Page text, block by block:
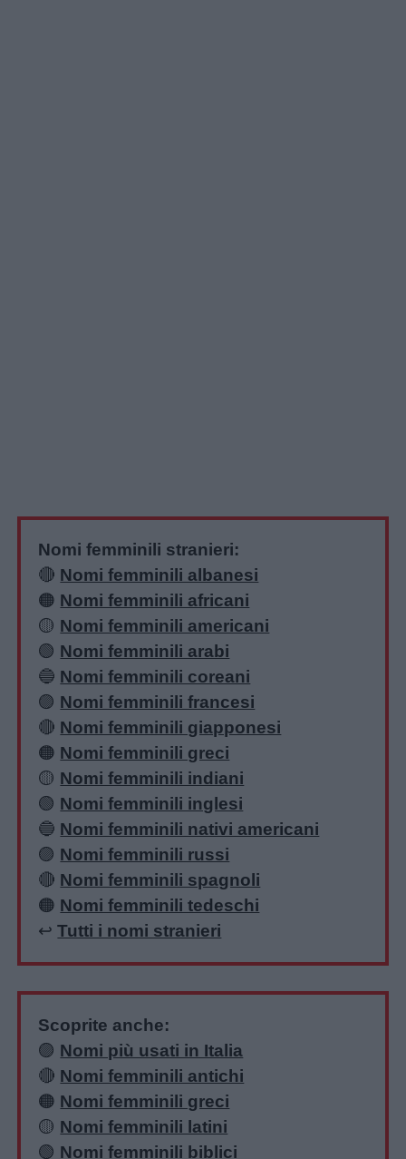
Nomi femminili stranieri:
🔴 Nomi femminili albanesi
🟠 Nomi femminili africani
🟡 Nomi femminili americani
🟢 Nomi femminili arabi
🔵 Nomi femminili coreani
🟣 Nomi femminili francesi
🔴 Nomi femminili giapponesi
🟠 Nomi femminili greci
🟡 Nomi femminili indiani
🟢 Nomi femminili inglesi
🔵 Nomi femminili nativi americani
🟣 Nomi femminili russi
🔴 Nomi femminili spagnoli
🟠 Nomi femminili tedeschi
↩️Tutti i nomi stranieri
Scoprite anche:
🟣 Nomi più usati in Italia
🔴 Nomi femminili antichi
🟠 Nomi femminili greci
🟡 Nomi femminili latini
🟢 Nomi femminili biblici